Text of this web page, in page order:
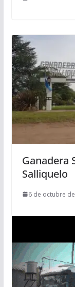
Ganadera
Salliquelo
6 de octubre